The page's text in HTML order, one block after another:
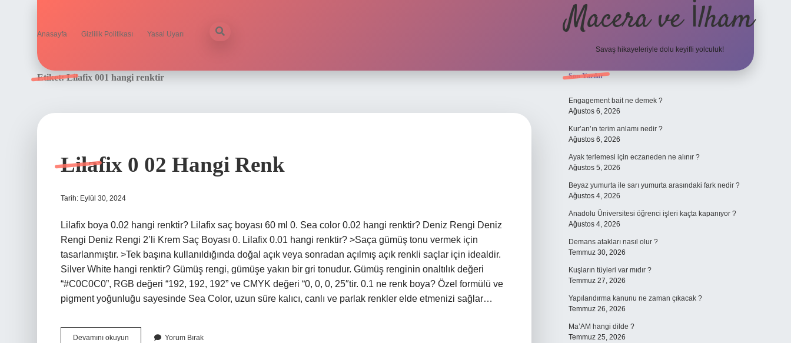
Anasayfa Gizlilik Politikası Yasal Uyarı Macera ve İlham
Savaş hikayeleriyle dolu keyifli yolculuk!
Etiket:Lilafix 001 hangi renktir
Lilafix 0 02 Hangi Renk
Tarih: Eylül 30, 2024
Lilafix boya 0.02 hangi renktir? Lilafix saç boyası 60 ml 0. Sea color 0.02 hangi renktir? Deniz Rengi Deniz
Rengi Deniz Rengi 2’li Krem Saç Boyası 0. Lilafix 0.01 hangi renktir? >Saça gümüş tonu vermek için
tasarlanmıştır. >Tek başına kullanıldığında doğal açık veya sonradan açılmış açık renkli saçlar için idealdir.
Silver White hangi renktir? Gümüş rengi, gümüşe yakın bir gri tonudur. Gümüş renginin onaltılık değeri
“#C0C0C0”, RGB değeri “192, 192, 192” ve CMYK değeri “0, 0, 0, 25″tir. 0.1 ne renk boya? Özel formülü ve
pigment yoğunluğu sayesinde Sea Color, uzun süre kalıcı, canlı ve parlak renkler elde etmenizi sağlar…
Devamını okuyun Yorum Bırak
Sidebar
Son Yazılar
Engagement bait ne demek ?
Ağustos 6, 2026
Kur’an’ın terim anlamı nedir ?
Ağustos 6, 2026
Ayak terlemesi için eczaneden ne alınır ?
Ağustos 5, 2026
Beyaz yumurta ile sarı yumurta arasındaki fark nedir ?
Ağustos 4, 2026
Anadolu Üniversitesi öğrenci işleri kaçta kapanıyor ?
Ağustos 4, 2026
Demans atakları nasıl olur ?
Temmuz 30, 2026
Kuşların tüyleri var mıdır ?
Temmuz 27, 2026
Yapılandırma kanunu ne zaman çıkacak ?
Temmuz 26, 2026
Ma’AM hangi dilde ?
Temmuz 25, 2026